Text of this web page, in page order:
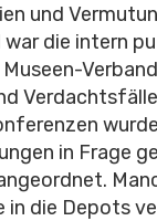
und
die intern
in Frage
in die Depots